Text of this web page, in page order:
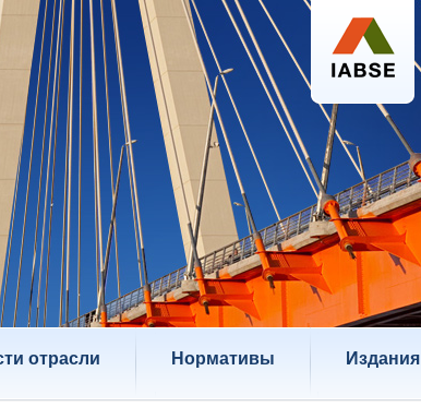
отрасли Нормативы Издания